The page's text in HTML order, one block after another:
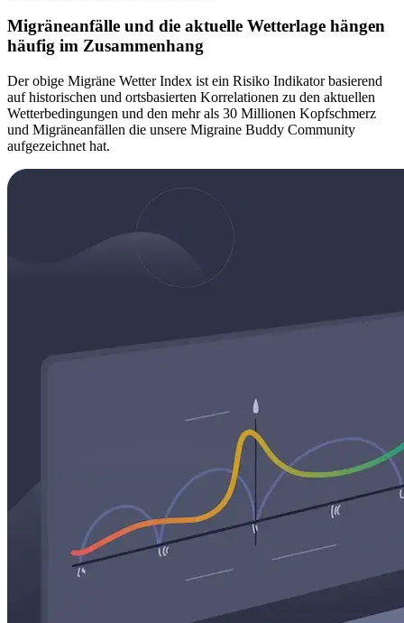
Migräneanfälle und die aktuelle Wetterlage hängen
häufig im Zusammenhang
Der obige Migräne Wetter Index ist ein Risiko Indikator basierend
auf historischen und ortsbasierten Korrelationen zu den aktuellen
Wetterbedingungen und den mehr als 30 Millionen Kopfschmerz
und Migräneanfällen die unsere Migraine Buddy Community
aufgezeichnet hat.